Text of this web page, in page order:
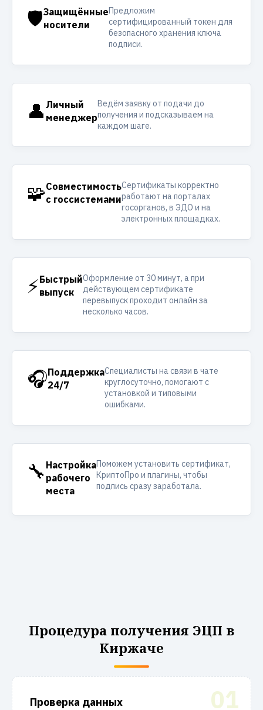
🛡️Защищённые
носители
Предложим
сертифицированный токен для
безопасного хранения ключа
подписи.
👤 Личный
менеджер
Ведём заявку от подачи до
получения и подсказываем на
каждом шаге.
🧩Совместимость
с госсистемами
Сертификаты корректно
работают на порталах
госорганов, в ЭДО и на
электронных площадках.
⚡Быстрый
выпуск
Оформление от 30 минут, а при
действующем сертификате
перевыпуск проходит онлайн за
несколько часов.
🎧Поддержка
24/7
Специалисты на связи в чате
круглосуточно, помогают с
установкой и типовыми
ошибками.
🔧 Настройка
рабочего
места
Поможем установить сертификат,
КриптоПро и плагины, чтобы
подпись сразу заработала.
Процедура получения ЭЦП в
Киржаче
01
Проверка данных